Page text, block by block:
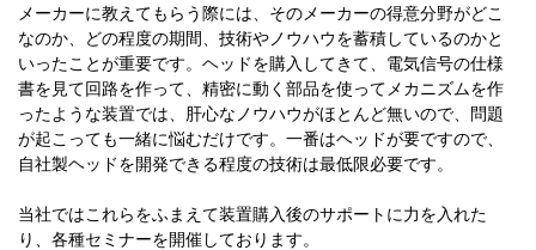
メーカーに教えてもらう際には、そのメーカーの得意分野がどこ
なのか、どの程度の期間、技術やノウハウを蓄積しているのかと
いったことが重要です。ヘッドを購入してきて、電気信号の仕様
書を見て回路を作って、精密に動く部品を使ってメカニズムを作
ったような装置では、肝心なノウハウがほとんど無いので、問題
が起こっても一緒に悩むだけです。一番はヘッドが要ですので、
自社製ヘッドを開発できる程度の技術は最低限必要です。
当社ではこれらをふまえて装置購入後のサポートに力を入れた
り、各種セミナーを開催しております。